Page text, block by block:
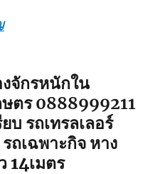
จักรหนักใน
ตร 0888999211
บ รถเทรลเลอร์
ถเฉพาะกิจ หาง
14เมตร